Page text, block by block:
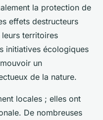
la protection de
effets destructeurs
territoires
initiatives écologiques
un
de la nature.
locales ; elles ont
De nombreuses